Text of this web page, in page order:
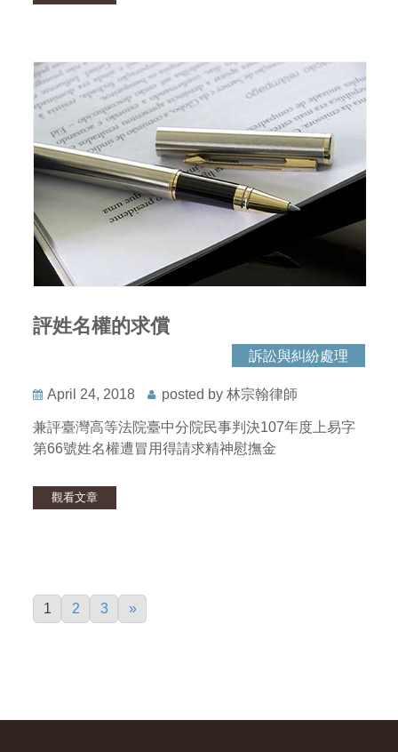
評姓名權的求償
訴訟與糾紛處理
April 24, 2018 posted by 林宗翰律師
兼評臺灣高等法院臺中分院民事判決107年度上易字
第66號姓名權遭冒用得請求精神慰撫金
觀看文章
1 2 3 »